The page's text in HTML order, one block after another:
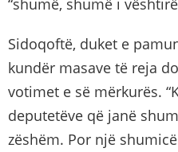
“shumë, shumë i
Sidoqoftë, duket e
kundër masave të reja
votimet e së mërkurës.
deputetëve që janë
zëshëm. Por një